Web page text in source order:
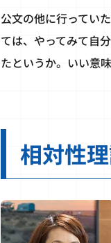
公文の他に行ってい
ては、やってみて自
たというか。いい意
相対性